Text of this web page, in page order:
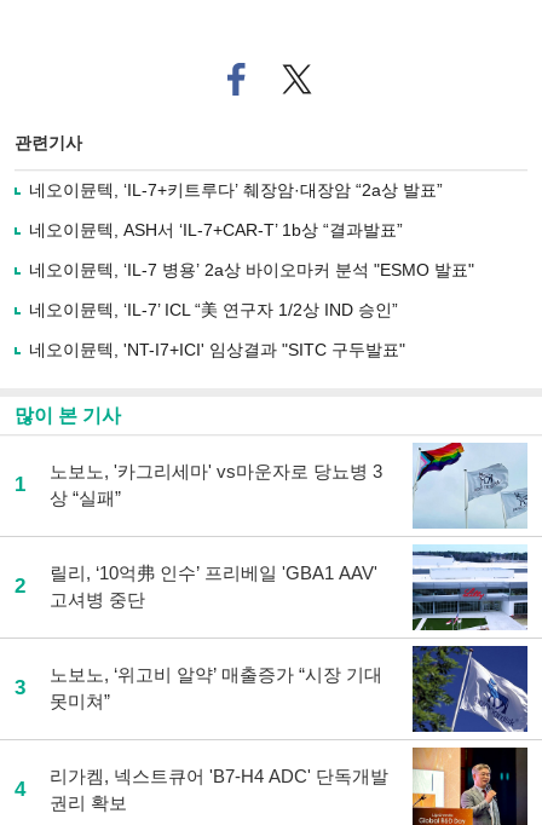
페
이
로
기
사
유
기
트위
터로
관련기사
네오이뮨텍, ‘IL-7+키트루다’ 췌장암·대장암 “2a상 발표”
네오이뮨텍, ASH서 ‘IL-7+CAR-T’ 1b상 “결과발표”
네오이뮨텍, ‘IL-7 병용’ 2a상 바이오마커 분석 "ESMO 발표"
네오이뮨텍, ‘IL-7’ ICL “美 연구자 1/2상 IND 승인”
네오이뮨텍, 'NT-I7+ICI' 임상결과 "SITC 구두발표"
많이 본 기사
1
노보노, '카그리세마' vs마운자로 당뇨병 3
상 “실패”
2
릴리, ‘10억弗 인수’ 프리베일 'GBA1 AAV'
고셔병 중단
3
노보노, ‘위고비 알약’ 매출증가 “시장 기대
못미쳐”
4
리가켐, 넥스트큐어 'B7-H4 ADC' 단독개발
권리 확보